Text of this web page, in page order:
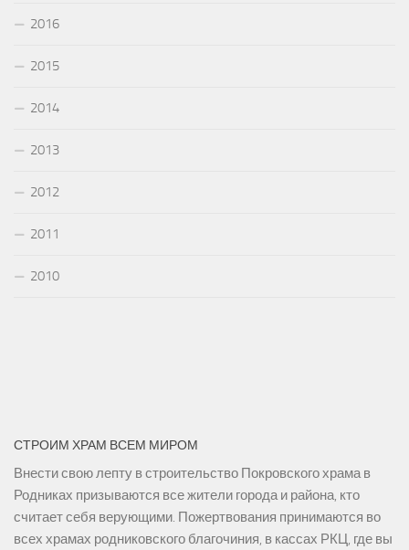
2016
2015
2014
2013
2012
2011
2010
СТРОИМ ХРАМ ВСЕМ МИРОМ
Внести свою лепту в строительство Покровского храма в
Родниках призываются все жители города и района, кто
считает себя верующими. Пожертвования принимаются во
всех храмах родниковского благочиния, в кассах РКЦ, где вы